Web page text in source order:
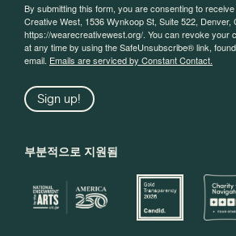
By submitting this form, you are consenting to
Creative West, 1536 Wynkoop St, Suite 522, Denver,
https://wearecreativewest.org/. You can revoke your
at any time by using the SafeUnsubscribe® link,
email. Emails are serviced by Constant Contact.
Sign up!
부분적으로 지원됨